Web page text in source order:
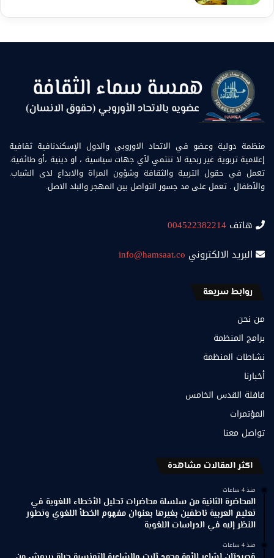
منظمة دولية وعضو في الاتحاد الاوروبي والدول الإسكندنافية ثقافية
إعلامية تربوية غير ربحية لا تنتمي لأي جهات سياسية ، او دينية ،أو طائفية.
تعمل في حقول التربية والثقافة وشؤون المراة والابداع لدى الشباب.
والأطفال . تعمل على مد جسور التواصل بين المهجر والبلد الاصل.
هاتف 004522382214
البريد الالكتروني info@hamsaat.co
روابط سريعة
من نحن
برامج المنظمة
نشاطات المنظمة
أخبارنا
قافلة القدس الخامس
المؤتمرات
تواصل معنا
اكثر المقالات مشاهدة
منذ 4 ساعات
المحاضرة الثانية من سلسلة محاضرات تحليل الأخطاء اللغوية في
تعليم العربية ناطقين بغيرها بعنوان مفهوم الخطأ اللغوي وتطور
النظر إليه في الدراسات اللغوية
منذ 4 ساعات